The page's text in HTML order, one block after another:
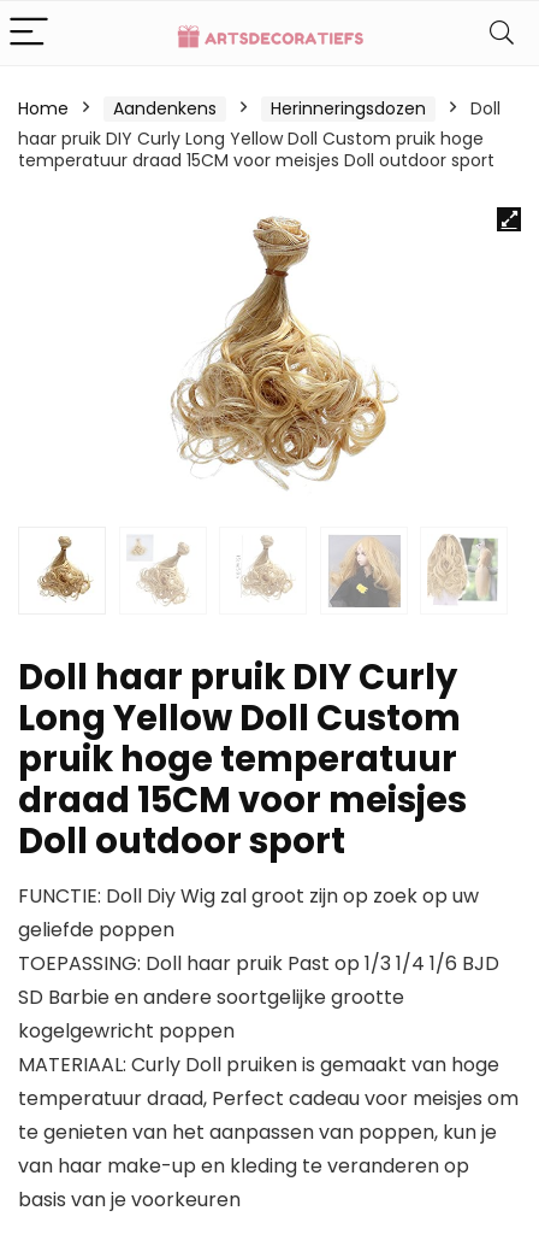
Home Aandenkens Herinneringsdozen
Doll
haar pruik DIY Curly Long Yellow Doll Custom pruik hoge
temperatuur draad 15CM voor meisjes Doll outdoor sport
Doll haar pruik DIY Curly
Long Yellow Doll Custom
pruik hoge temperatuur
draad 15CM voor meisjes
Doll outdoor sport
FUNCTIE: Doll Diy Wig zal groot zijn op zoek op uw
geliefde poppen
TOEPASSING: Doll haar pruik Past op 1/3 1/4 1/6 BJD
SD Barbie en andere soortgelijke grootte
kogelgewricht poppen
MATERIAAL: Curly Doll pruiken is gemaakt van hoge
temperatuur draad, Perfect cadeau voor meisjes om
te genieten van het aanpassen van poppen, kun je
van haar make-up en kleding te veranderen op
basis van je voorkeuren